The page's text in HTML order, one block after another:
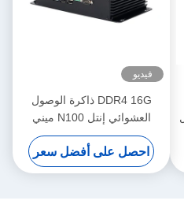
فيديو
DDR4 16G ذاكرة الوصول
العشوائي إنتل N100 ميني
LAN مزدوج كوم لينكس مع واي
فاي
احصل على أفضل سعر